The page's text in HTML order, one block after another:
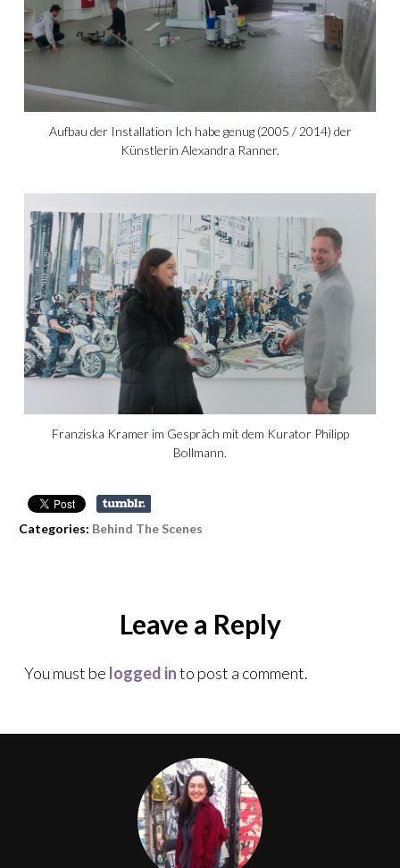
Aufbau der Installation Ich habe genug (2005 / 2014) der
Künstlerin Alexandra Ranner.
Franziska Kramer im Gespräch mit dem Kurator Philipp
Bollmann.
Categories: Behind The Scenes
Leave a Reply
You must be logged into post a comment.